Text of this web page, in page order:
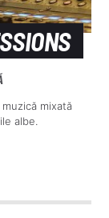
mixată
albe.